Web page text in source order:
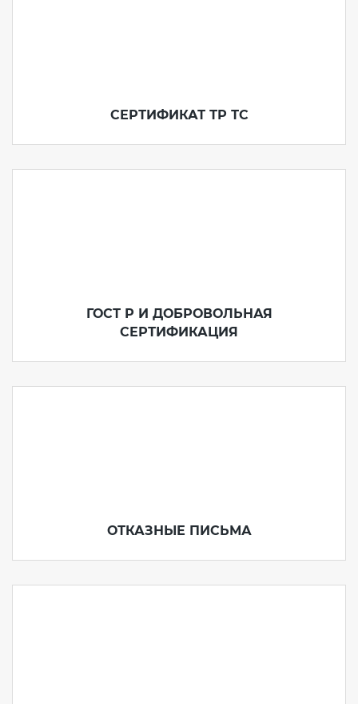
СЕРТИФИКАТ ТР ТС
ГОСТ Р И ДОБРОВОЛЬНАЯ
СЕРТИФИКАЦИЯ
ОТКАЗНЫЕ ПИСЬМА